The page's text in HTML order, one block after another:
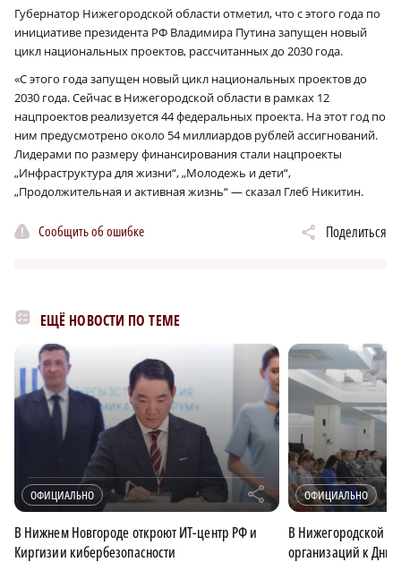
Губернатор Нижегородской области отметил, что с этого года по
инициативе президента РФ Владимира Путина запущен новый
цикл национальных проектов, рассчитанных до 2030 года.
«С этого года запущен новый цикл национальных проектов до
2030 года. Сейчас в Нижегородской области в рамках 12
нацпроектов реализуется 44 федеральных проекта. На этот год по
ним предусмотрено около 54 миллиардов рублей ассигнований.
Лидерами по размеру финансирования стали нацпроекты
„Инфраструктура для жизни“, „Молодежь и дети“,
„Продолжительная и активная жизнь“ — сказал Глеб Никитин.
Сообщить об ошибке Поделиться
ЕЩЁ НОВОСТИ ПО ТЕМЕ
ОФИЦИАЛЬНО r
В Нижнем Новгороде откроют ИТ-центр РФ и
Киргизии кибербезопасности
ОФИЦИАЛЬНО
В Нижегородской
организаций к Дню